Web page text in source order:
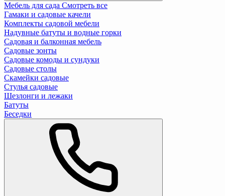
Мебель для сада Смотреть все
Гамаки и садовые качели
Комплекты садовой мебели
Надувные батуты и водные горки
Садовая и балконная мебель
Садовые зонты
Садовые комоды и сундуки
Садовые столы
Скамейки садовые
Стулья садовые
Шезлонги и лежаки
Батуты
Беседки